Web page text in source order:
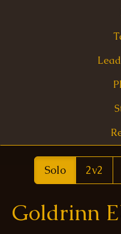
Solo 2v2
Goldrinn